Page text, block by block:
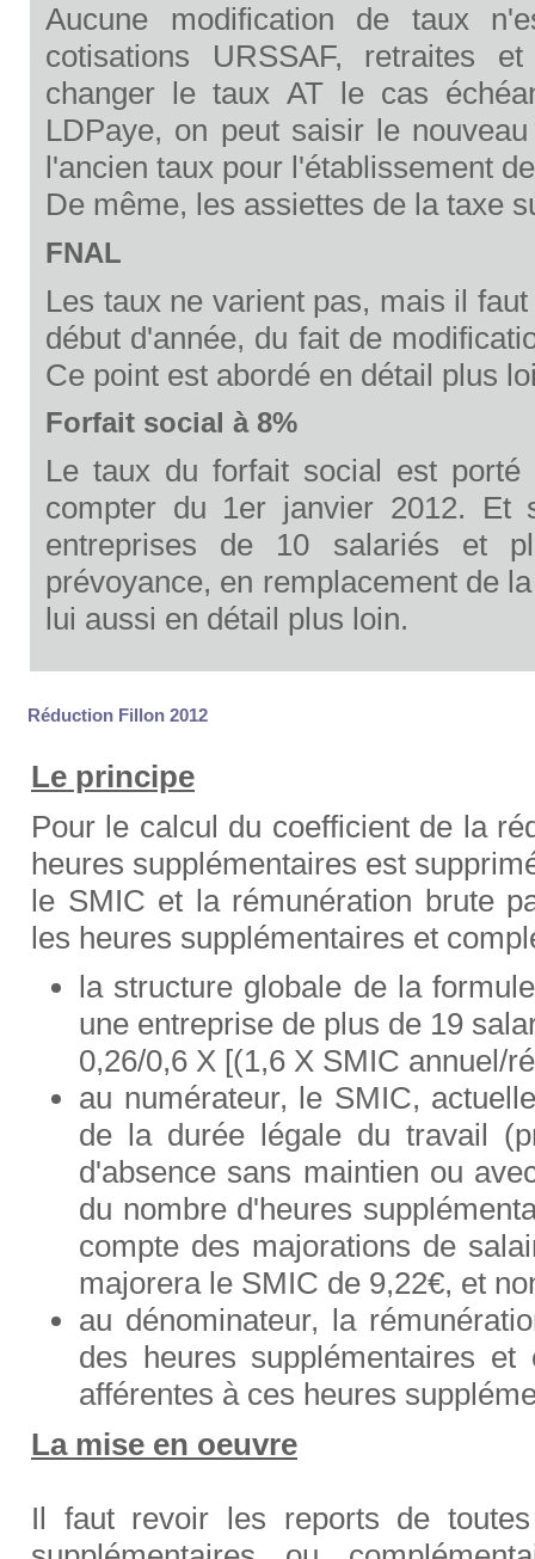
Aucune modification de taux
cotisations URSSAF, retraites
changer le taux AT le cas
LDPaye, on peut saisir le
l'ancien taux pour l'établissement
De même, les assiettes de la taxe
FNAL
Les taux ne varient pas, mais il
début d'année, du fait de
Ce point est abordé en détail plus
Forfait social à 8%
Le taux du forfait social est
compter du 1er janvier 2012. Et
entreprises de 10 salariés et
prévoyance, en remplacement de
lui aussi en détail plus loin.
Réduction Fillon 2012
Le principe
Pour le calcul du coefficient de la
heures supplémentaires est
le SMIC et la rémunération brute
les heures supplémentaires et
la structure globale de la
une entreprise de plus de 19
0,26/0,6 X [(1,6 X SMIC annuel/
au numérateur, le SMIC,
de la durée légale du travail
d'absence sans maintien ou
du nombre d'heures
compte des majorations de
majorera le SMIC de 9,22€, et
au dénominateur, la
des heures supplémentaires
afférentes à ces heures
La mise en oeuvre
Il faut revoir les reports de